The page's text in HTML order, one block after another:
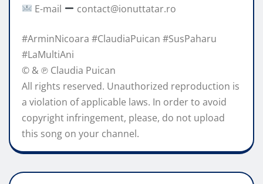
E-mail
contact@ionuttatar.ro
#ArminNicoara #ClaudiaPuican #SusPaharu
#LaMultiAni
© & ℗ Claudia Puican
All rights reserved. Unauthorized reproduction is
a violation of applicable laws. In order to avoid
copyright infringement, please, do not upload
this song on your channel.